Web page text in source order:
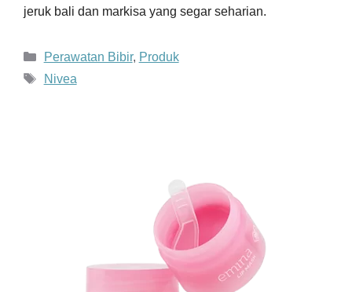
jeruk bali dan markisa yang segar seharian.
Kategori
Perawatan Bibir, Produk
Tag
Nivea